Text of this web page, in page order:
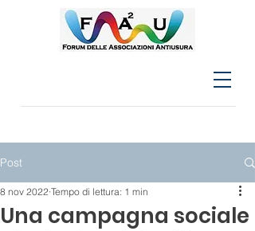
Post
Una campagna sociale
8 nov 2022 Tempo di lettura: 1 min